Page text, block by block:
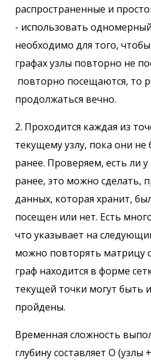
распространенные и
- использовать
необходимо для того,
графах узлы повторно не
повторно посещаются, то
продолжаться вечно.
2. Проходится каждая из
текущему узлу, пока они
ранее. Проверяем, есть ли
ранее, это можно сделать,
данных, которая хранит,
посещен или нет. Есть
что указывает на
можно повторять матрицу
граф находится в форме
текущей точки могут быть
пройдены.
Временная сложность
глубину составляет O